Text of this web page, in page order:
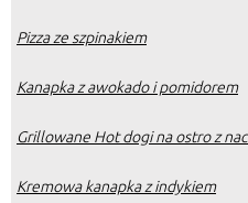
Pizza ze szpinakiem
Kanapka z awokado i pomidorem
Grillowane Hot dogi na ostro z
Kremowa kanapka z indykiem